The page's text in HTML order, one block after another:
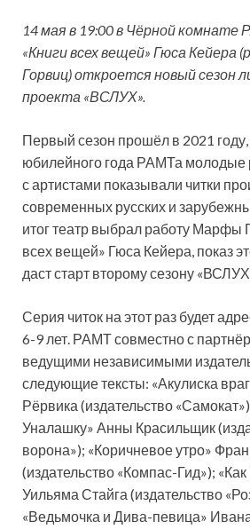
14 мая в 19:00 в Чёрной комнате
«Книги всех вещей» Гюса Кейера
Горвиц) откроется новый сезон
проекта «ВСЛУХ».
Первый сезон прошёл в 2021
юбилейного года РАМТа молодые
с артистами показывали читки
современных русских и
итог театр выбрал работу Марфы
всех вещей» Гюса Кейера, показ
даст старт второму сезону
Серия читок на этот раз будет
6-9 лет. РАМТ совместно с
ведущими независимыми
следующие тексты: «Акулиска
Рёрвика (издательство
Уналашку» Анны Красильщик
ворона»); «Коричневое утро»
(издательство «Компас-Гид»);
Уильяма Стайга (издательство
«Ведьмочка и Дива-певица»